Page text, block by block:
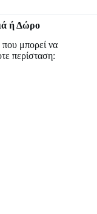
ή Δώρο
που μπορεί να
περίσταση: